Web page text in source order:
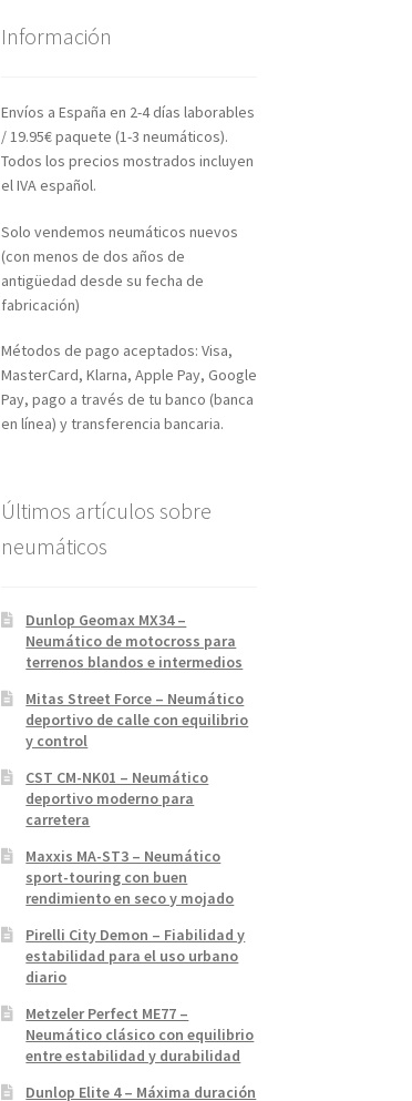
Información
Envíos a España en 2-4 días laborables
/ 19.95€ paquete (1-3 neumáticos).
Todos los precios mostrados incluyen
el IVA español.
Solo vendemos neumáticos nuevos
(con menos de dos años de
antigüedad desde su fecha de
fabricación)
Métodos de pago aceptados: Visa,
MasterCard, Klarna, Apple Pay, Google
Pay, pago a través de tu banco (banca
en línea) y transferencia bancaria.
Últimos artículos sobre
neumáticos
Dunlop Geomax MX34 –
Neumático de motocross para
terrenos blandos e intermedios
Mitas Street Force – Neumático
deportivo de calle con equilibrio
y control
CST CM-NK01 – Neumático
deportivo moderno para
carretera
Maxxis MA-ST3 – Neumático
sport-touring con buen
rendimiento en seco y mojado
Pirelli City Demon – Fiabilidad y
estabilidad para el uso urbano
diario
Metzeler Perfect ME77 –
Neumático clásico con equilibrio
entre estabilidad y durabilidad
Dunlop Elite 4 – Máxima duración